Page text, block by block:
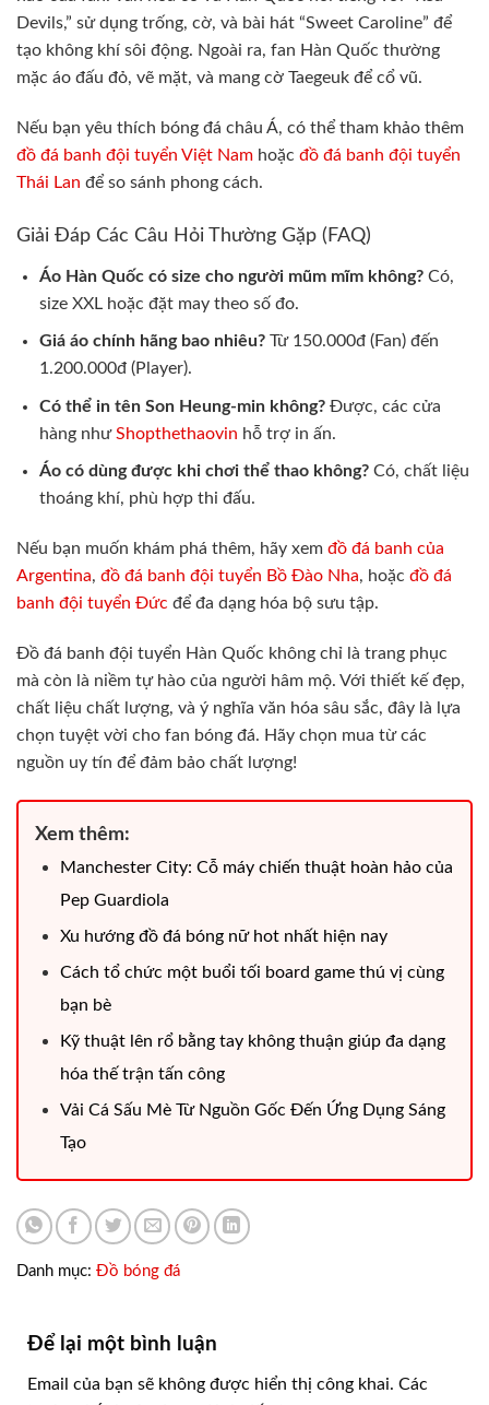
Devils,” sử dụng trống, cờ, và bài hát “Sweet Caroline” để
tạo không khí sôi động. Ngoài ra, fan Hàn Quốc thường
mặc áo đấu đỏ, vẽ mặt, và mang cờ Taegeuk để cổ vũ.
Nếu bạn yêu thích bóng đá châu Á, có thể tham khảo thêm
đồ đá banh đội tuyển Việt Nam hoặc đồ đá banh đội tuyển
Thái Lan để so sánh phong cách.
Giải Đáp Các Câu Hỏi Thường Gặp (FAQ)
Áo Hàn Quốc có size cho người mũm mĩm không?Có,
size XXL hoặc đặt may theo số đo.
Giá áo chính hãng bao nhiêu?Từ 150.000đ (Fan) đến
1.200.000đ (Player).
Có thể in tên Son Heung-min không?Được, các cửa
hàng nhưShopthethaovin hỗ trợ in ấn.
Áo có dùng được khi chơi thể thao không?Có, chất liệu
thoáng khí, phù hợp thi đấu.
Nếu bạn muốn khám phá thêm, hãy xem đồ đá banh của
Argentina, đồ đá banh đội tuyển Bồ Đào Nha, hoặc đồ đá
banh đội tuyển Đức để đa dạng hóa bộ sưu tập.
Đồ đá banh đội tuyển Hàn Quốc không chỉ là trang phục
mà còn là niềm tự hào của người hâm mộ. Với thiết kế đẹp,
chất liệu chất lượng, và ý nghĩa văn hóa sâu sắc, đây là lựa
chọn tuyệt vời cho fan bóng đá. Hãy chọn mua từ các
nguồn uy tín để đảm bảo chất lượng!
Xem thêm:
Manchester City: Cỗ máy chiến thuật hoàn hảo của
Pep Guardiola
Xu hướng đồ đá bóng nữ hot nhất hiện nay
Cách tổ chức một buổi tối board game thú vị cùng
bạn bè
Kỹ thuật lên rổ bằng tay không thuận giúp đa dạng
hóa thế trận tấn công
Vải Cá Sấu Mè Từ Nguồn Gốc Đến Ứng Dụng Sáng
Tạo
Danh mục: Đồ bóng đá
Để lại một bình luận
Email của bạn sẽ không được hiển thị công khai. Các